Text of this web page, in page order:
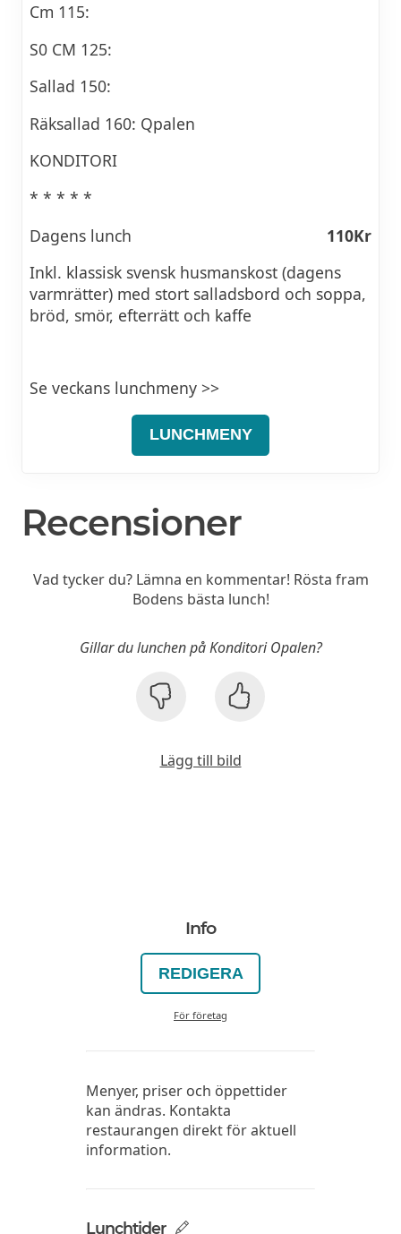
Cm 115:
S0 CM 125:
Sallad 150:
Räksallad 160: Qpalen
KONDITORI
* * * * *
Dagens lunch
110Kr
Inkl. klassisk svensk husmanskost (dagens
varmrätter) med stort salladsbord och soppa,
bröd, smör, efterrätt och kaffe
Se veckans lunchmeny >>
LUNCHMENY
Recensioner
Vad tycker du? Lämna en kommentar! Rösta fram
Bodens bästa lunch!
Gillar du lunchen på Konditori Opalen?
Lägg till bild
Info
REDIGERA
För företag
Menyer, priser och öppettider
kan ändras. Kontakta
restaurangen direkt för aktuell
information.
Lunchtider